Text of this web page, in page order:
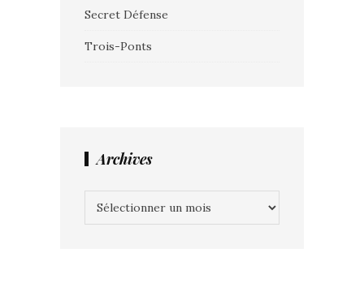
Secret Défense
Trois-Ponts
Archives